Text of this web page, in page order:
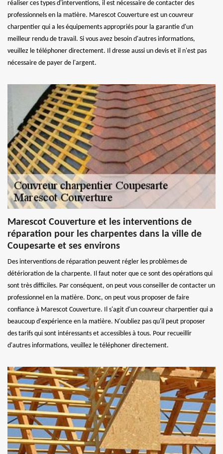
réaliser ces types d'interventions, il est nécessaire de contacter des
professionnels en la matière. Marescot Couverture est un couvreur
charpentier qui a les équipements appropriés pour la garantie d'un
meilleur rendu de travail. Si vous avez besoin d'autres informations,
veuillez le téléphoner directement. Il dresse aussi un devis et il n'est pas
nécessaire de payer de l'argent.
Marescot Couverture et les interventions de
réparation pour les charpentes dans la ville de
Coupesarte et ses environs
Des interventions de réparation peuvent régler les problèmes de
détérioration de la charpente. Il faut noter que ce sont des opérations qui
sont très difficiles. Par conséquent, on peut vous conseiller de contacter un
professionnel en la matière. Donc, on peut vous proposer de faire
confiance à Marescot Couverture. Il s'agit d'un couvreur charpentier qui a
beaucoup d'expérience en la matière. N'oubliez pas qu'il peut proposer
des tarifs qui sont intéressants et accessibles à tous. Pour recueillir
d'autres informations, veuillez le téléphoner directement.